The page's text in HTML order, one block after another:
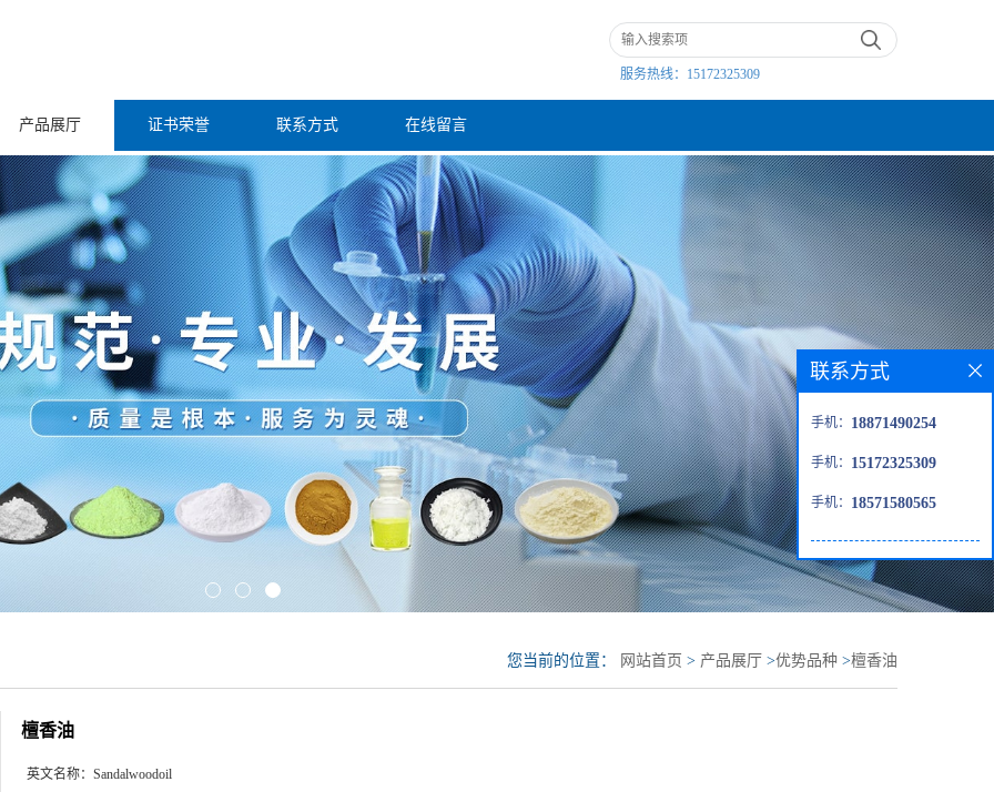
服务热线： 15172325309
产品展厅 证书荣誉 联系方式 在线留言
您当前的位置： 网站首页 > 产品展厅 >优势品种 >檀香油
檀香油
英文名称： Sandalwoodoil
联系方式
手机： 18871490254
手机： 15172325309
手机： 18571580565